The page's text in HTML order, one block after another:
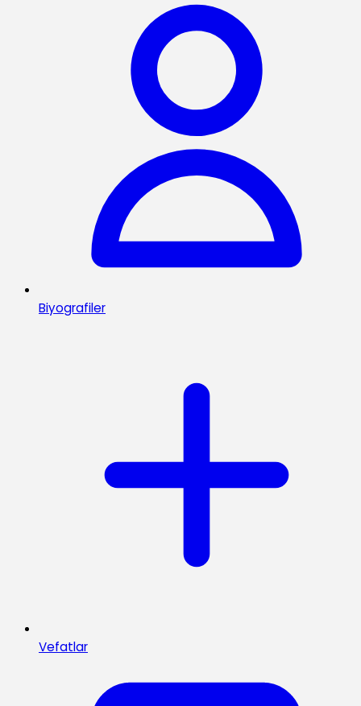
Biyografiler
Vefatlar